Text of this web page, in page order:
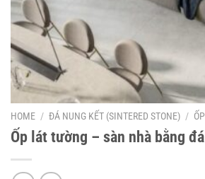
HOME / ĐÁ NUNG KẾT (SINTERED STONE) /
Ốp lát tường – sàn nhà bằng